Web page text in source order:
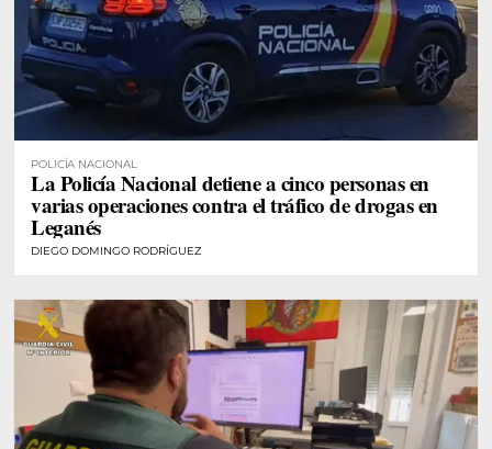
POLICÍA NACIONAL
La Policía Nacional detiene a cinco personas en
varias operaciones contra el tráfico de drogas en
Leganés
DIEGO DOMINGO RODRÍGUEZ